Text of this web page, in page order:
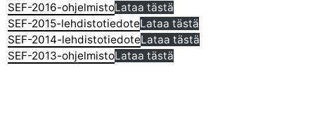
SEF-2016-ohjelmistoLataa tästä
SEF-2015-lehdistotiedoteLataa tästä
SEF-2014-lehdistotiedoteLataa tästä
SEF-2013-ohjelmistoLataa tästä